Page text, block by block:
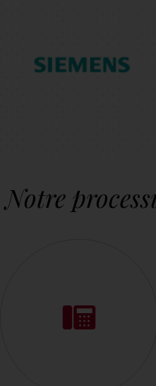
Notre